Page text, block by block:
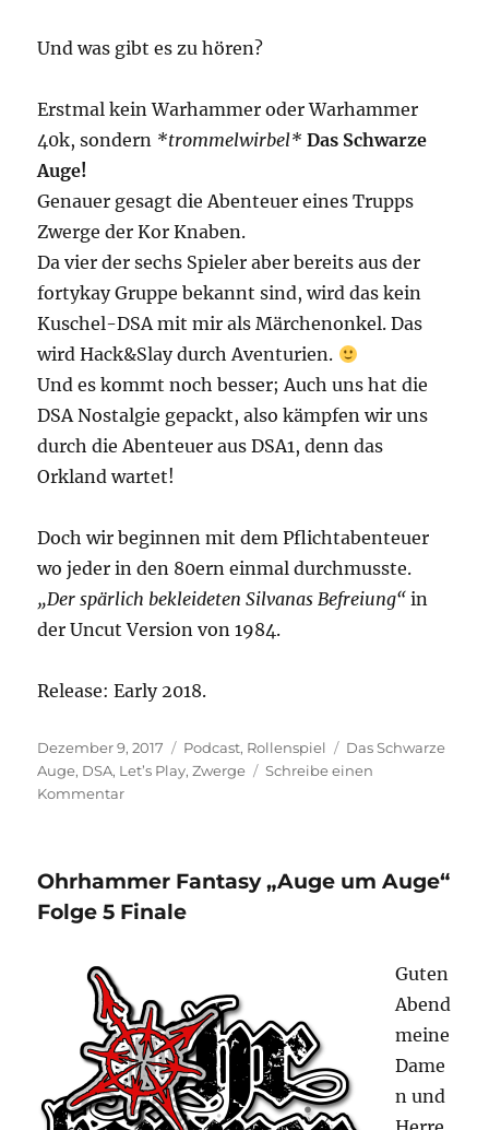
Und was gibt es zu hören?
Erstmal kein Warhammer oder Warhammer
40k, sondern *trommelwirbel* Das Schwarze
Auge!
Genauer gesagt die Abenteuer eines Trupps
Zwerge der Kor Knaben.
Da vier der sechs Spieler aber bereits aus der
fortykay Gruppe bekannt sind, wird das kein
Kuschel-DSA mit mir als Märchenonkel. Das
wird Hack&Slay durch Aventurien.
Und es kommt noch besser; Auch uns hat die
DSA Nostalgie gepackt, also kämpfen wir uns
durch die Abenteuer aus DSA1, denn das
Orkland wartet!
Doch wir beginnen mit dem Pflichtabenteuer
wo jeder in den 80ern einmal durchmusste.
„Der spärlich bekleideten Silvanas Befreiung“ in
der Uncut Version von 1984.
Release: Early 2018.
Veröffentlicht
am
Dezember 9, 2017 Kategorien
Podcast, Rollenspiel Schlagwörter
Das Schwarze
Auge, DSA, Let’s Play,Zwerge
Schreibe einen
Kommentarzu
zu
DSA!
Ohrhammer Fantasy „Auge um Auge“
Folge 5 Finale
Guten
Abend
meine
Dame
n und